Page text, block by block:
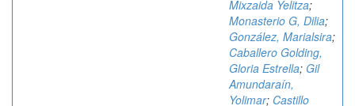
Mixzaida Yelitza;
Monasterio G, Dilia;
González, Marialsira;
Caballero Golding,
Gloria Estrella; Gil
Amundaraín,
Yolimar; Castillo